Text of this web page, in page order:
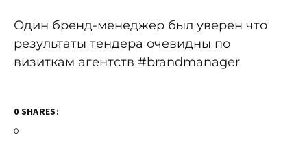
Один бренд-менеджер был уверен что
результаты тендера очевидны по
визиткам агентств #brandmanager
0 SHARES:
0